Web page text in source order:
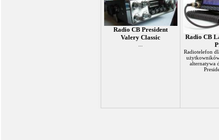
Radio CB President
Valery Classic
Radio CB
Radiotelefon
alternatywa